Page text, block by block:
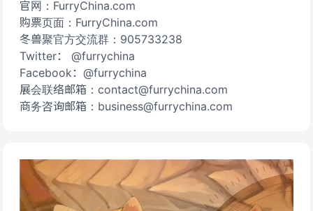
官网：FurryChina.com
购票页面：FurryChina.com
冬兽聚官方交流群：905733238
Twitter： @furrychina
Facebook：@furrychina
展会联络邮箱：contact@furrychina.com
商务咨询邮箱：business@furrychina.com